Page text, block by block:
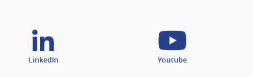
LinkedIn Youtube